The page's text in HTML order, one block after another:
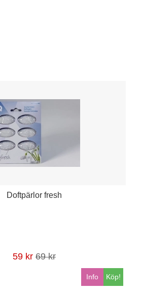
Doftpärlor fresh
59 kr 69 kr
Köp!
Info